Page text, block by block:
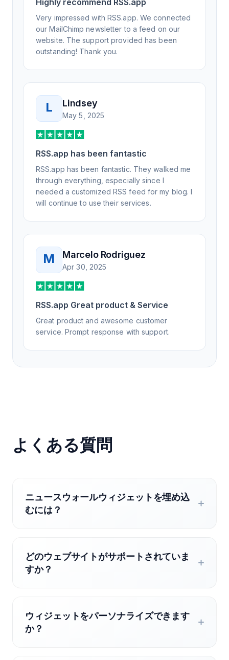
know to RSS.app for their RSS needs.
Highly recommend RSS.app
Very impressed with RSS.app. We connected
our MailChimp newsletter to a feed on our
website. The support provided has been
outstanding! Thank you.
L Lindsey
May 5, 2025
RSS.app has been fantastic
RSS.app has been fantastic. They walked me
through everything, especially since I
needed a customized RSS feed for my blog. I
will continue to use their services.
M Marcelo Rodriguez
Apr 30, 2025
RSS.app Great product & Service
Great product and awesome customer
service. Prompt response with support.
よくある質問
ニュースウォールウィジェットを埋め込
むには？
どのウェブサイトがサポートされていま
すか？
ウィジェットをパーソナライズできます
か？